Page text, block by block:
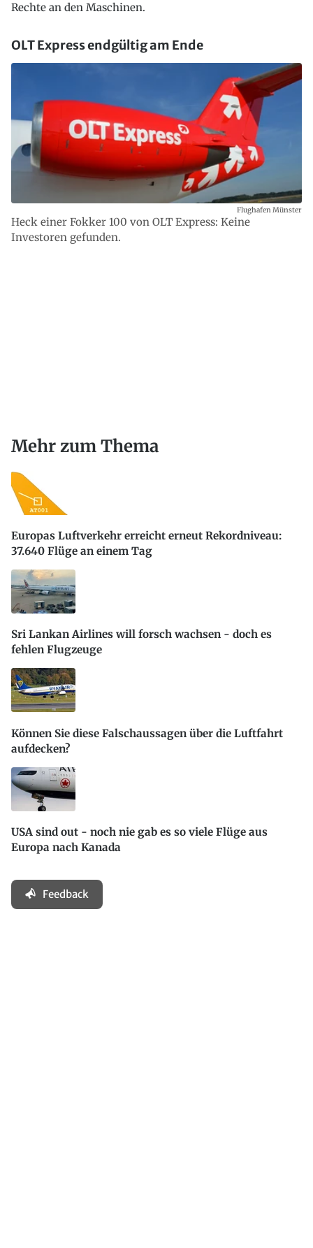
Rechte an den Maschinen.
OLT Express endgültig am Ende
Heck einer Fokker 100 von OLT Express: Keine
Investoren gefunden.
Flughafen Münster
Mehr zum Thema
Europas Luftverkehr erreicht erneut Rekordniveau:
37.640 Flüge an einem Tag
Sri Lankan Airlines will forsch wachsen - doch es
fehlen Flugzeuge
Können Sie diese Falschaussagen über die Luftfahrt
aufdecken?
USA sind out - noch nie gab es so viele Flüge aus
Europa nach Kanada
Feedback